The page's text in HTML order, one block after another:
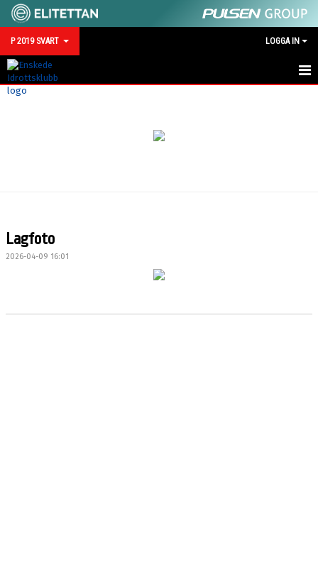
P 2019 SVART LOGGA IN
HEM
BILDGALLERI
KONTAKT
Lagfoto
2026-04-09 16:01